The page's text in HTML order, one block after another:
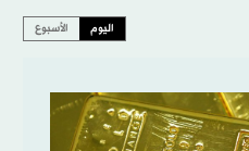
اليوم الأسبوع